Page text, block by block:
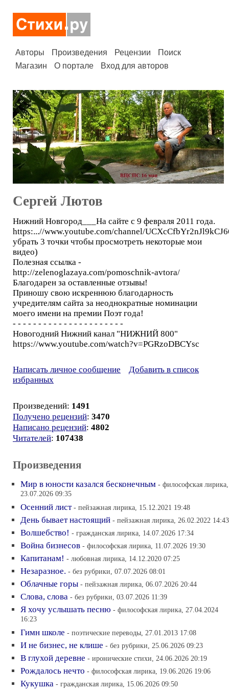
Авторы Произведения Рецензии
Поиск
Магазин
О портале Вход для авторов
Сергей Лютов
Нижний Новгород___На сайте с 9 февраля 2011 года.
https:...//www.youtube.com/channel/
убрать 3 точки чтобы просмотреть некоторые мои
видео)
Полезная ссылка -
http://zelenoglazaya.com/pomoschnik-avtora/
Благодарен за оставленные отзывы!
Приношу свою искреннюю благодарность
учредителям сайта за неоднократные номинации
моего имени на премии Поэт года!
- - - - - - - - - - - - - - - - - - - - - -
Новогодний Нижний канал "НИЖНИЙ 800"
https://www.youtube.com/watch?v=PGRzoDBCYsc
Написать личное сообщение
Добавить в список
избранных
Произведений: 1491
Получено рецензий: 3470
Написано рецензий: 4802
Читателей: 107438
Произведения
Мир в юности казался бесконечным - философская лирика,
23.07.2026 09:35
Осенний лист - пейзажная лирика, 15.12.2021 19:48
День бывает настоящий - пейзажная лирика, 26.02.2022 14:43
Волшебство! - гражданская лирика, 14.07.2026 17:34
Война бизнесов - философская лирика, 11.07.2026 19:30
Капитанам! - любовная лирика, 14.12.2020 07:25
Незаразное. - без рубрики, 07.07.2026 08:01
Облачные горы - пейзажная лирика, 06.07.2026 20:44
Слова, слова - без рубрики, 03.07.2026 11:39
Я хочу услышать песню - философская лирика, 27.04.2024
16:23
Гимн школе - поэтические переводы, 27.01.2013 17:08
И не бизнес, не клише - без рубрики, 25.06.2026 09:23
В глухой деревне - иронические стихи, 24.06.2026 20:19
Рождалось нечто - философская лирика, 19.06.2026 19:06
Кукушка - гражданская лирика, 15.06.2026 09:50